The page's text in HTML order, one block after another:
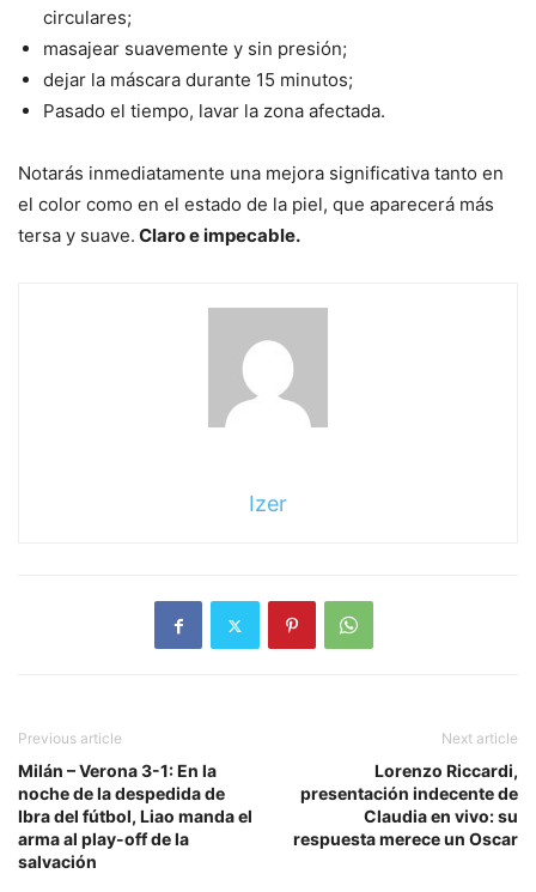
circulares;
masajear suavemente y sin presión;
dejar la máscara durante 15 minutos;
Pasado el tiempo, lavar la zona afectada.
Notarás inmediatamente una mejora significativa tanto en
el color como en el estado de la piel, que aparecerá más
tersa y suave. Claro e impecable.
Izer
Previous article
Milán – Verona 3-1: En la
noche de la despedida de
Ibra del fútbol, ​​Liao manda el
arma al play-off de la
salvación
Next article
Lorenzo Riccardi,
presentación indecente de
Claudia en vivo: su
respuesta merece un Oscar